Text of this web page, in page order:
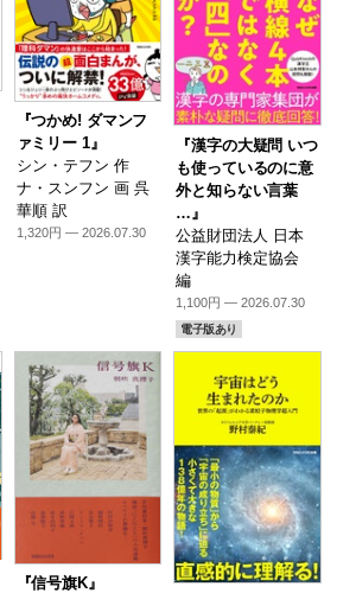
『つかめ! ダマンフ
ァミリー 1』
シン・テフン 作
ナ・スンフン 画 呉
華順 訳
1,320円 — 2026.07.30
『漢字の大疑問 いつ
も使っているのに意
外と知らない言葉
…』
公益財団法人 日本
漢字能力検定協会
編
1,100円 — 2026.07.30
電子版あり
『信号旗K』